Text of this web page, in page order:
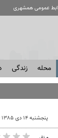
عمومی همشهری
محله زندگی
پنجشنبه ۱۴ دی ۱۳۸۵ - ۰۷:۴۵